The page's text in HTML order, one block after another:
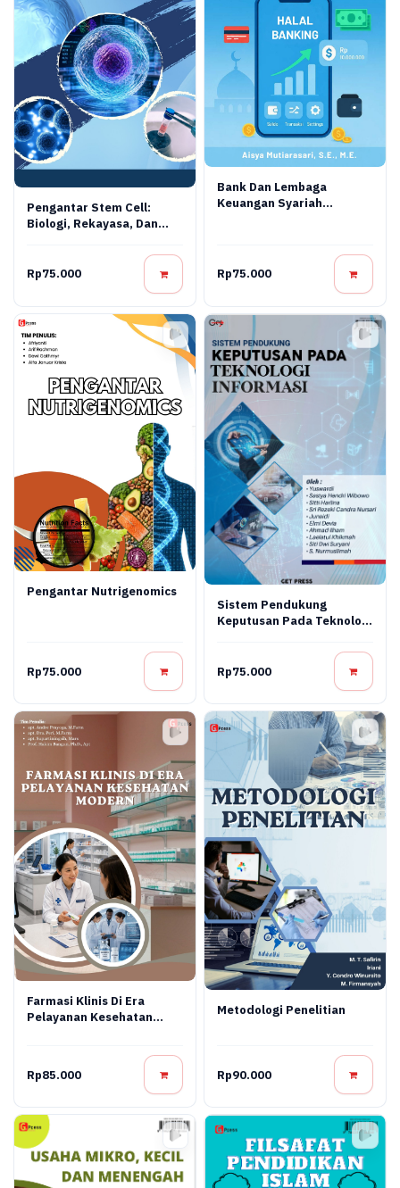
Pengantar Stem Cell:
Biologi, Rekayasa, Dan
Rp75.000
Bank Dan Lembaga
Keuangan Syariah
Rp75.000
Pengantar Nutrigenomics
Rp75.000
Sistem Pendukung
Keputusan Pada Teknologi
Rp75.000
Farmasi Klinis Di Era
Pelayanan Kesehatan
Rp85.000
Metodologi Penelitian
Rp90.000